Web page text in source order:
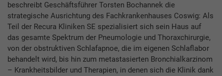
beschreibt Geschäftsführer Torsten Bochannek die
strategische Ausrichtung des Fachkrankenhauses Coswig: Als
Teil der Recura Kliniken SE spezialisiert sich sein Haus auf
das gesamte Spektrum der Pneumologie und Thoraxchirurgie,
von der obstruktiven Schlafapnoe, die im eigenen Schlaflabor
behandelt wird, bis hin zum metastasierten Bronchialkarzinom
– Krankheitsbilder und Therapien, in denen sich die Klinik dank